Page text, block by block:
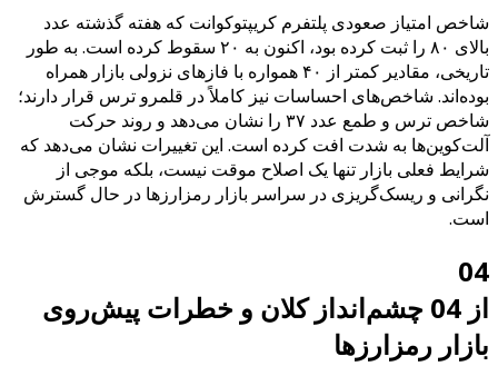
شاخص امتیاز صعودی پلتفرم کریپتوکوانت که هفته گذشته عدد
بالای ۸۰ را ثبت کرده بود، اکنون به ۲۰ سقوط کرده است. به طور
تاریخی، مقادیر کمتر از ۴۰ همواره با فازهای نزولی بازار همراه
بوده‌اند. شاخص‌های احساسات نیز کاملاً در قلمرو ترس قرار دارند؛
شاخص ترس و طمع عدد ۳۷ را نشان می‌دهد و روند حرکت
آلت‌کوین‌ها به شدت افت کرده است. این تغییرات نشان می‌دهد که
شرایط فعلی بازار تنها یک اصلاح موقت نیست، بلکه موجی از
نگرانی و ریسک‌گریزی در سراسر بازار رمزارزها در حال گسترش
است.
04
از 04 چشم‌انداز کلان و خطرات پیش‌روی
بازار رمزارزها